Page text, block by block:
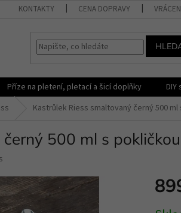
KONTAKTY CENA DOPRAVY
Příze na pletení, pletací a šicí doplňky
Kastrůlek Riess smaltovaný černý 500
500 ml s pokličkou